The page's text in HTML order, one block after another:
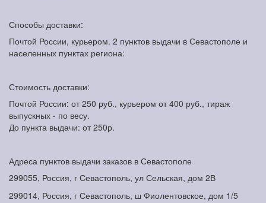
Способы доставки:
Почтой России, курьером. 2 пунктов выдачи в Севастополе и
населенных пунктах региона:
Стоимость доставки:
Почтой России: от 250 руб., курьером от 400 руб., тираж
выпускных - по весу.
До пункта выдачи: от 250р.
Адреса пунктов выдачи заказов в Севастополе
299055, Россия, г Севастополь, ул Сельская, дом 2В
299014, Россия, г Севастополь, ш Фиолентовское, дом 1/5